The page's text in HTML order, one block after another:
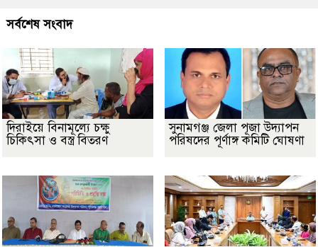
সর্বশেষ সংবাদ
দিরাইয়ে বিনামূল্যে চক্ষু
চিকিৎসা ও বস্ত্র বিতরণ
সুনামগঞ্জ জেলা পূজা উদ্যাপন
পরিষদের পূর্ণাঙ্গ কমিটি ঘোষণা